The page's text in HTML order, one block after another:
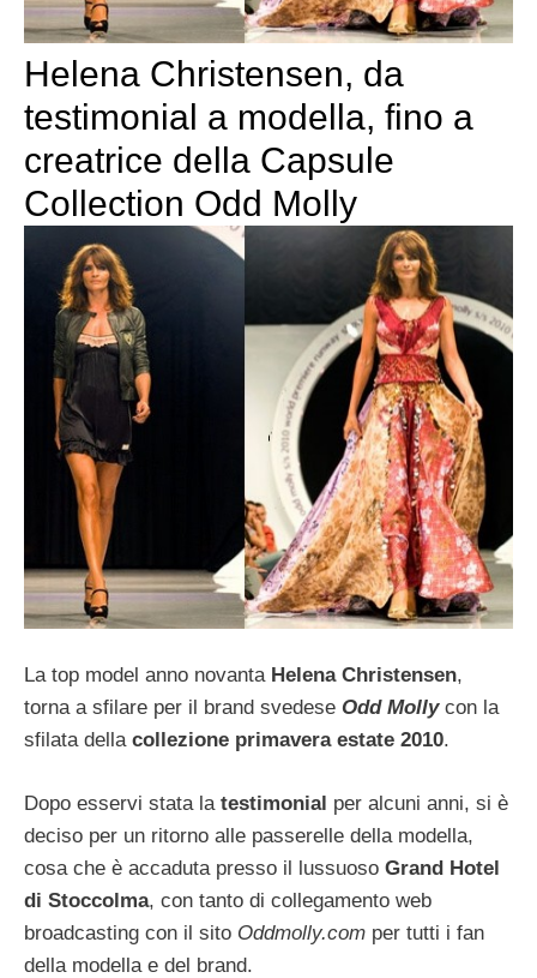
Helena Christensen, da
testimonial a modella, fino a
creatrice della Capsule
Collection Odd Molly
La top model anno novanta Helena Christensen,
torna a sfilare per il brand svedese Odd Mollycon la
sfilata della collezione primavera estate 2010.
Dopo esservi stata la testimonial per alcuni anni, si è
deciso per un ritorno alle passerelle della modella,
cosa che è accaduta presso il lussuoso Grand Hotel
di Stoccolma, con tanto di collegamento web
broadcasting con il sito Oddmolly.com per tutti i fan
della modella e del brand.